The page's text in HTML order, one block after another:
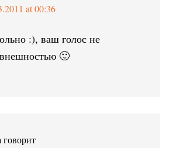
at 00:36
:), ваш голос не
🙂
говорит